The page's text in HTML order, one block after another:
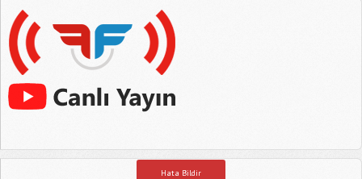
Hata Bildir